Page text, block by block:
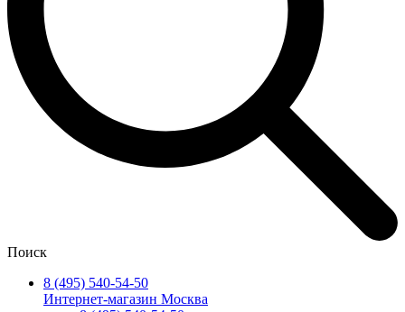
Поиск
8 (495) 540-54-50
Интернет-магазин Москва